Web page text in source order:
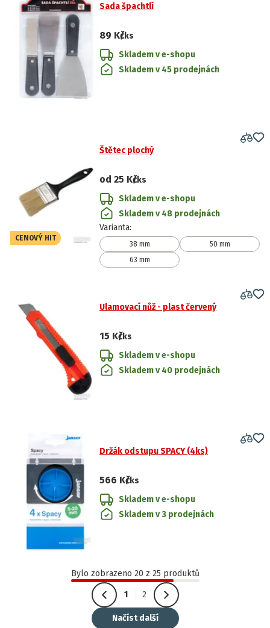
Sada špachtlí
89 Kč/ks
Skladem v e-shopu
Skladem v 45 prodejnách
CENOVÝ HIT
Štětec plochý
od 25 Kč/ks
Skladem v e-shopu
Skladem v 48 prodejnách
Varianta:
38 mm
50 mm
63 mm
Ulamovací nůž - plast červený
15 Kč/ks
Skladem v e-shopu
Skladem v 40 prodejnách
Držák odstupu SPACY (4ks)
566 Kč/ks
Skladem v e-shopu
Skladem v 3 prodejnách
Bylo zobrazeno 20 z 25 produktů
1 2
Načíst další